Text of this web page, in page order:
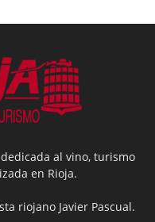
al vino, turismo
en Rioja.
riojano Javier Pascual.